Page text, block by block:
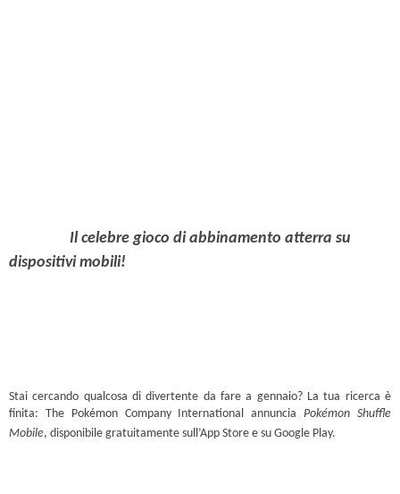
Il celebre gioco di abbinamento atterra su
dispositivi mobili!
Stai cercando qualcosa di divertente da fare a gennaio? La tua ricerca è
finita: The Pokémon Company International annunciaPokémon Shuffle
Mobile, disponibile gratuitamente sull’App Store e su Google Play.